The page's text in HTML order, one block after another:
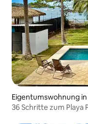
Eigentumswohnung
36 Schritte zum Playa